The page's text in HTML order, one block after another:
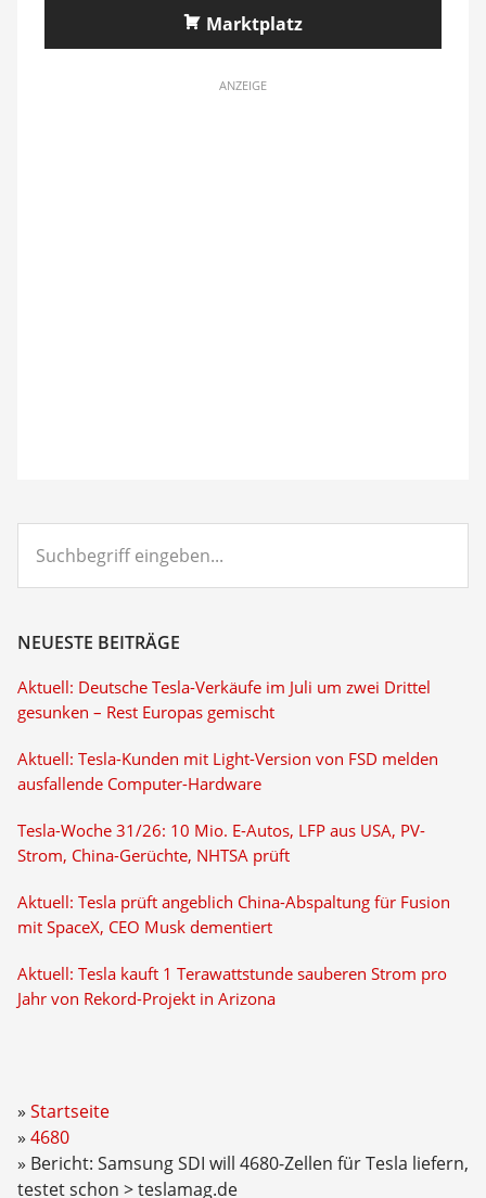
Marktplatz
ANZEIGE
eingeben...
NEUESTE BEITRÄGE
Aktuell: Deutsche Tesla-Verkäufe im Juli um zwei Drittel
gesunken – Rest Europas gemischt
Aktuell: Tesla-Kunden mit Light-Version von FSD melden
ausfallende Computer-Hardware
Tesla-Woche 31/26: 10 Mio. E-Autos, LFP aus USA, PV-
Strom, China-Gerüchte, NHTSA prüft
Aktuell: Tesla prüft angeblich China-Abspaltung für Fusion
mit SpaceX, CEO Musk dementiert
Aktuell: Tesla kauft 1 Terawattstunde sauberen Strom pro
Jahr von Rekord-Projekt in Arizona
Startseite
4680
Bericht: Samsung SDI will 4680-Zellen für Tesla liefern,
testet schon > teslamag.de